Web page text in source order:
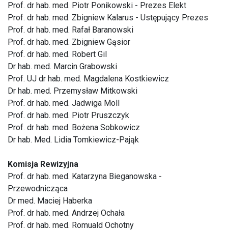
Prof. dr hab. med. Piotr Ponikowski - Prezes Elekt
Prof. dr hab. med. Zbigniew Kalarus - Ustępujący Prezes
Prof. dr hab. med. Rafał Baranowski
Prof. dr hab. med. Zbigniew Gąsior
Prof. dr hab. med. Robert Gil
Dr hab. med. Marcin Grabowski
Prof. UJ dr hab. med. Magdalena Kostkiewicz
Dr hab. med. Przemysław Mitkowski
Prof. dr hab. med. Jadwiga Moll
Prof. dr hab. med. Piotr Pruszczyk
Prof. dr hab. med. Bożena Sobkowicz
Dr hab. Med. Lidia Tomkiewicz-Pająk
Komisja Rewizyjna
Prof. dr hab. med. Katarzyna Bieganowska -
Przewodnicząca
Dr med. Maciej Haberka
Prof. dr hab. med. Andrzej Ochała
Prof. dr hab. med. Romuald Ochotny